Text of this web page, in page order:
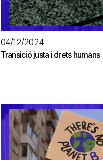
04/12/2024
Transició justa i drets humans